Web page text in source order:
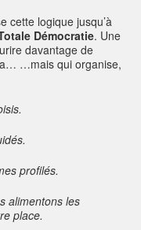
cette logique jusqu’à
Démocratie. Une
davantage de
…mais qui organise,
profilés.
alimentons les
place.